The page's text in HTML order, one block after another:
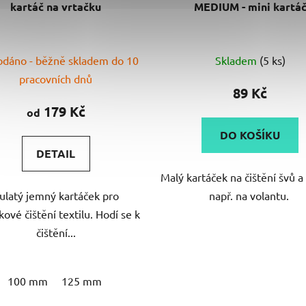
kartáč na vrtačku
hodnocení
produktu
z
5
- běžně skladem do 10
pracovních dnů
od 179 Kč
DETAIL
jemný kartáček pro
čištění textilu. Hodí se k
čištění...
100 mm 125 mm
MEDIUM - mini kartáč
Skladem (5 ks)
89 Kč
DO KOŠÍKU
Malý kartáček na čištění švů
např. na volantu.